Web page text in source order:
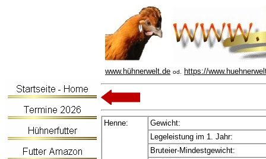
www.hühnerwelt.de od. https://
Henne:
Gewicht:
Legeleistung im 1. Jahr:
Bruteier-Mindestgewicht: